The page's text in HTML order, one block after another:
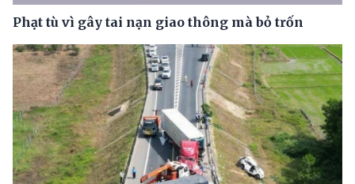
Phạt tù vì gây tai nạn giao thông mà bỏ trốn